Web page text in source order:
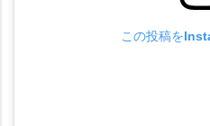
この投稿を